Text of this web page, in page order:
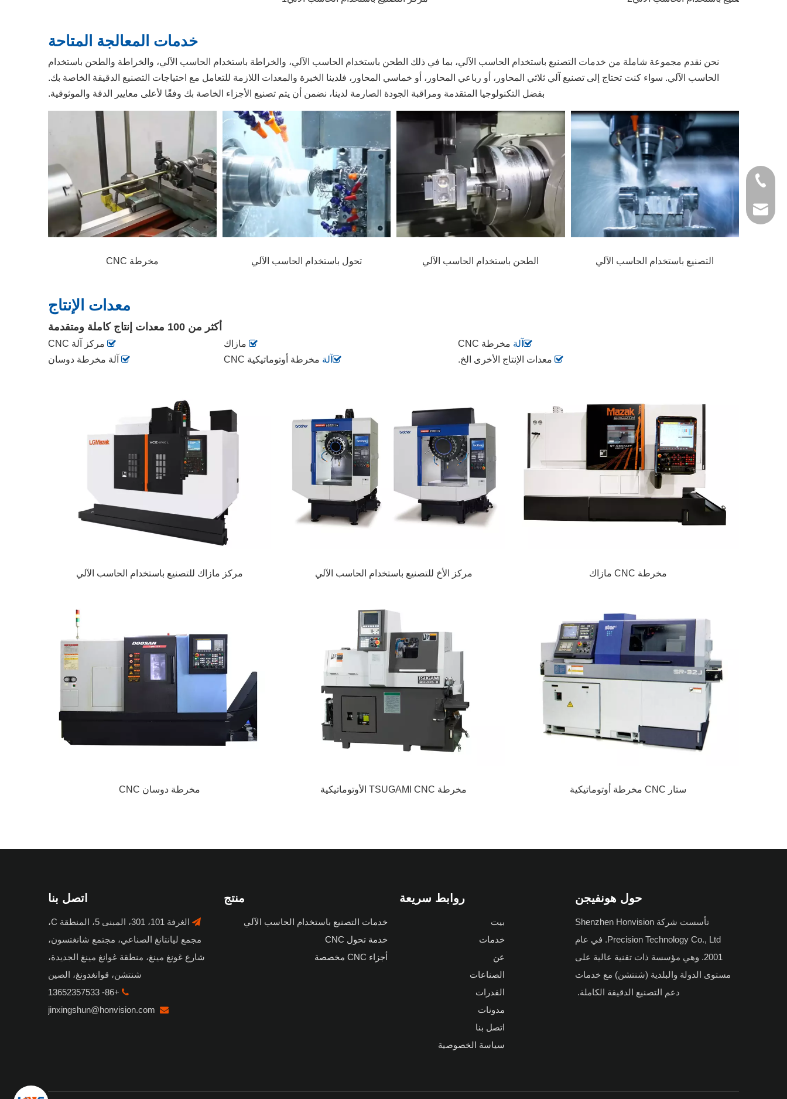
خدمات المعالجة المتاحة
نحن نقدم مجموعة شاملة من خدمات التصنيع باستخدام الحاسب الآلي، بما في ذلك الطحن باستخدام الحاسب الآلي، والخراطة باستخدام الحاسب الآلي، والخراطة والطحن باستخدام
الحاسب الآلي. سواء كنت تحتاج إلى تصنيع آلي ثلاثي المحاور، أو رباعي المحاور، أو خماسي المحاور، فلدينا الخبرة والمعدات اللازمة للتعامل مع احتياجات التصنيع الدقيقة الخاصة بك.
بفضل التكنولوجيا المتقدمة ومراقبة الجودة الصارمة لدينا، نضمن أن يتم تصنيع الأجزاء الخاصة بك وفقًا لأعلى معايير الدقة والموثوقية.
التصنيع باستخدام الحاسب الآلي الطحن باستخدام الحاسب الآلي تحول باستخدام الحاسب الآلي مخرطة CNC
معدات الإنتاج
أكثر من 100 معدات إنتاج كاملة ومتقدمة
 مركز آلة CNC  مازاك آلة مخرطة CNC
 آلة مخرطة دوسان آلة مخرطة أوتوماتيكية CNC  معدات الإنتاج الأخرى الخ.
مركز مازاك للتصنيع باستخدام الحاسب الآلي مركز الأخ للتصنيع باستخدام الحاسب الآلي مخرطة CNC مازاك
مخرطة دوسان CNC مخرطة TSUGAMI CNC الأوتوماتيكية ستار CNC مخرطة أوتوماتيكية
حول هونفيجن
تأسست شركة Shenzhen Honvision
Precision Technology Co., Ltd. في عام
2001. وهي مؤسسة ذات تقنية عالية على
مستوى الدولة والبلدية (شنتشن) مع خدمات
دعم التصنيع الدقيقة الكاملة.
روابط سريعة
بيت
خدمات
عن
الصناعات
القدرات
مدونات
اتصل بنا
سياسة الخصوصية
منتج
خدمات التصنيع باستخدام الحاسب الآلي
خدمة تحول CNC
أجزاء CNC مخصصة
اتصل بنا

الغرفة 101، 301، المبنى 5، المنطقة C،
مجمع ليانتانغ الصناعي، مجتمع شانغتسون،
شارع غونغ مينغ، منطقة غوانغ مينغ الجديدة،
شنتشن، قوانغدونغ، الصين

+86- 13652357533

jinxingshun@honvision.com
+86-